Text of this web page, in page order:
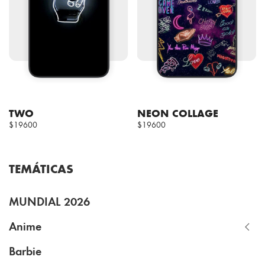
TWO
$19600
NEON COLLAGE
$19600
TEMÁTICAS
MUNDIAL 2026
Anime
Barbie